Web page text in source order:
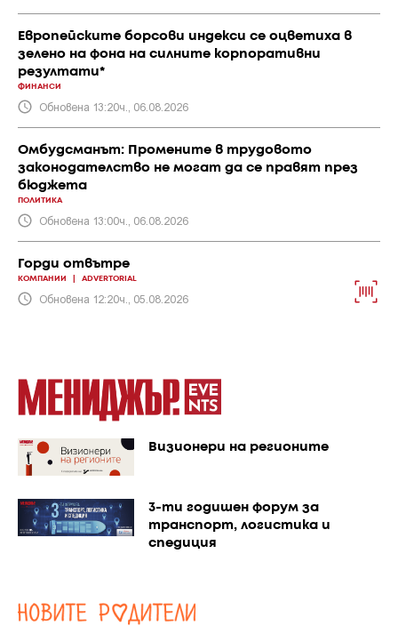
Европейските борсови индекси се оцветиха в
зелено на фона на силните корпоративни
резултати*
ФИНАНСИ
Обновена 13:20ч., 06.08.2026
Омбудсманът: Промените в трудовото
законодателство не могат да се правят през
бюджета
ПОЛИТИКА
Обновена 13:00ч., 06.08.2026
Горди отвътре
КОМПАНИИ ADVERTORIAL
Обновена 12:20ч., 05.08.2026
Визионери на регионите
3-ти годишен форум за
транспорт, логистика и
спедиция